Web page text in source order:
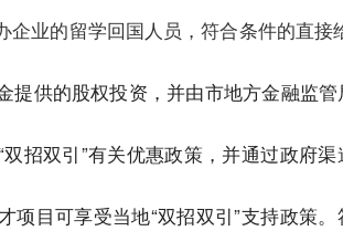
企业的留学回国人员，符合条件的直接
提供的股权投资，并由市地方金融监
招双引”有关优惠政策，并通过政府
项目可享受当地“双招双引”支持政策